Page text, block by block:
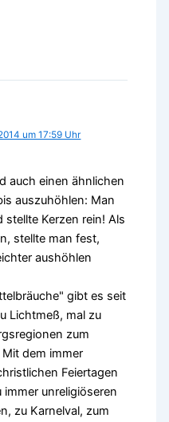
um 17:59 Uhr
auch einen ähnlichen
auszuhöhlen: Man
stellte Kerzen rein! Als
stellte man fest,
aushöhlen
gibt es seit
Lichtmeß, mal zu
zum
dem immer
Feiertagen
unreligiöseren
zu Karnelval, zum